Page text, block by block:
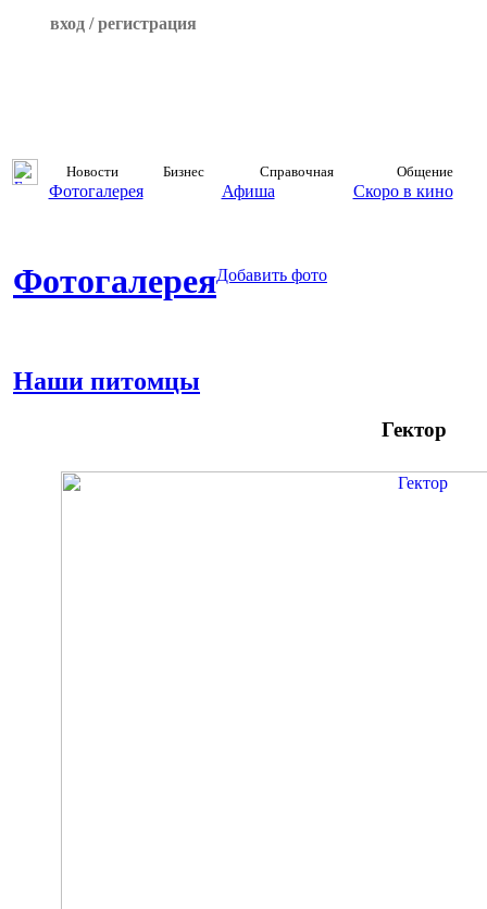
вход / регистрация
Новости Бизнес Справочная Общение
Фотогалерея Афиша Скоро в кино
ФотогалереяДобавить фото
Наши питомцы
Гектор